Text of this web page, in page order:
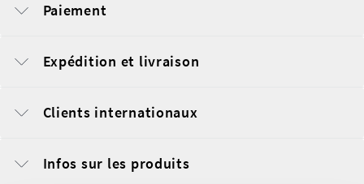
Paiement
Expédition et livraison
Clients internationaux
Infos sur les produits